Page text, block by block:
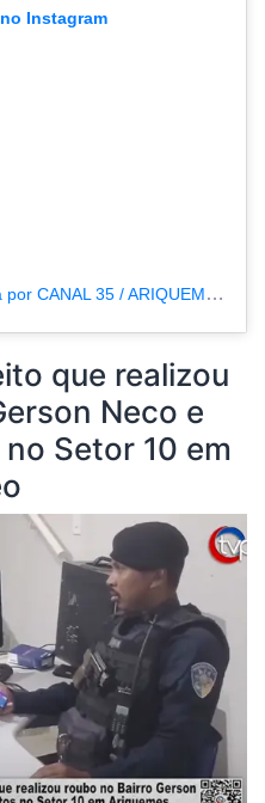
Instagram
Uma publicação compartilhada por CANAL 35 / ARIQUEMES190 (@tvpcanal35)
que realizou
Neco e
Setor 10 em